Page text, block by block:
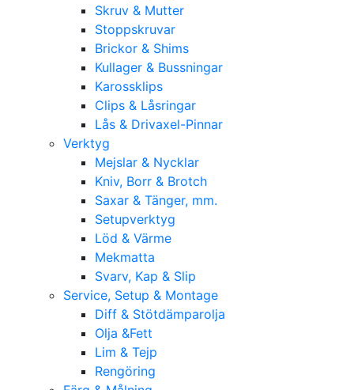
Skruv & Mutter
Stoppskruvar
Brickor & Shims
Kullager & Bussningar
Karossklips
Clips & Låsringar
Lås & Drivaxel-Pinnar
Verktyg
Mejslar & Nycklar
Kniv, Borr & Brotch
Saxar & Tänger, mm.
Setupverktyg
Löd & Värme
Mekmatta
Svarv, Kap & Slip
Service, Setup & Montage
Diff & Stötdämparolja
Olja &Fett
Lim & Tejp
Rengöring